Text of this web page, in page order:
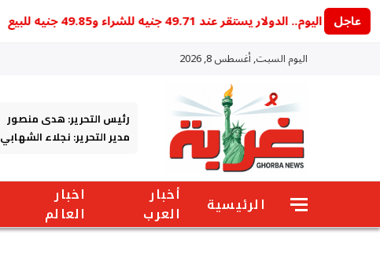
عاجل
يستقر عند 49.71 جنيه للشراء و49.85 جنيه للبيع
اليوم السبت, أغسطس 8, 2026
رئيس التحرير: هدى منصور
مدير التحرير: نجلاء الشهابي
الرئيسية
أخبار
العرب
اخبار
العالم